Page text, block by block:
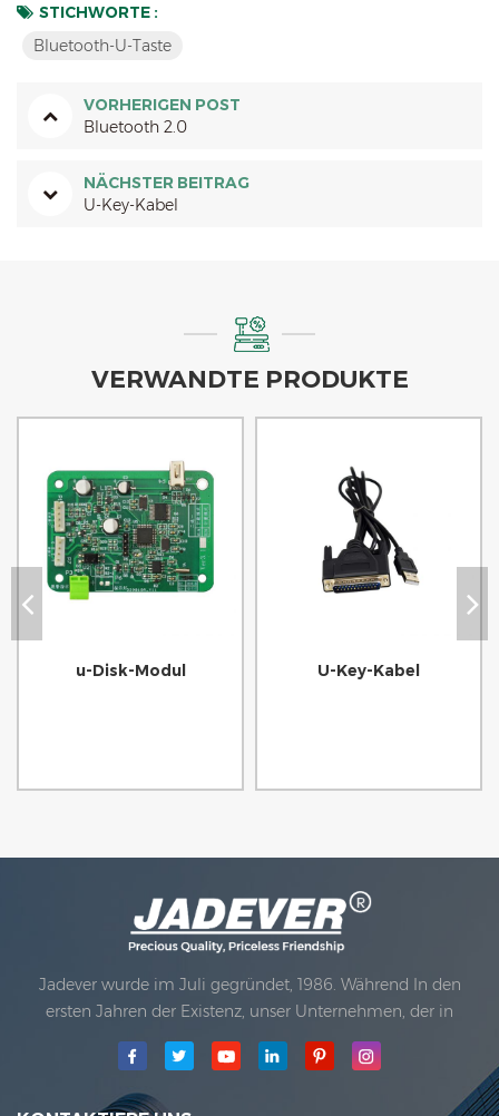
STICHWORTE :
Bluetooth-U-Taste
VORHERIGEN POST
Bluetooth 2.0
NÄCHSTER BEITRAG
U-Key-Kabel
VERWANDTE PRODUKTE
u-Disk-Modul U-Key-Kabel
Jadever wurde im Juli gegründet, 1986. Während In den
ersten Jahren der Existenz, unser Unternehmen, der in
Technologieinnovation fortgeschritten ist, entwickelte sich
mit einem Geschäftsplan. 1998 erzielte unser Unternehmen
das Hauptqualitätsziel, wann Die erste unserer Produkte